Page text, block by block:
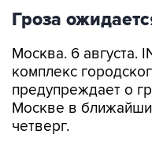
Гроза
Москва. 6 августа.
комплекс
предупреждает о
Москве в
четверг.